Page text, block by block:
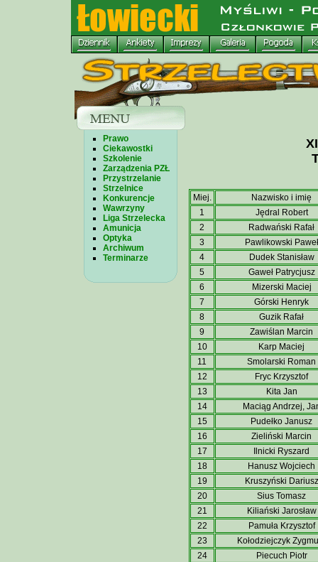
Prawo
Ciekawostki
Szkolenie
Zarządzenia PZŁ
Przystrzelanie
Strzelnice
Konkurencje
Wawrzyny
Liga Strzelecka
Amunicja
Optyka
Archiwum
Terminarze
Miej.
Nazwisko i imię
1
Jędral Robert
2
Radwański Rafał
3
Pawlikowski Paweł
4
Dudek Stanisław
5
Gaweł Patrycjusz
6
Mizerski Maciej
7
Górski Henryk
8
Guzik Rafał
9
Zawiślan Marcin
10
Karp Maciej
11
Smolarski Roman
12
Fryc Krzysztof
13
Kita Jan
14
Maciąg Andrzej,
15
Pudełko Janusz
16
Zieliński Marcin
17
Ilnicki Ryszard
18
Hanusz Wojciech
19
Kruszyński Dariusz
20
Sius Tomasz
21
Kiliański Jarosław
22
Pamuła Krzysztof
23
Kołodziejczyk
24
Piecuch Piotr